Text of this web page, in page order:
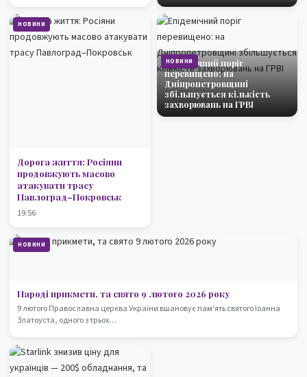
НОВИНИ
Дорога життя: Росіяни
продовжують масово
атакувати трасу
Павлоград–Покровськ
19:56
НОВИНИ
Епідемічний поріг
перевищено: на
Дніпропетровщині
збільшується кількість
захворювань на ГРВІ
НОВИНИ
Народі прикмети, та свято 9 лютого 2026 року
9 лютого Православна церква України вшановує пам'ять святого Іоанна
Златоуста, одного з трьох…